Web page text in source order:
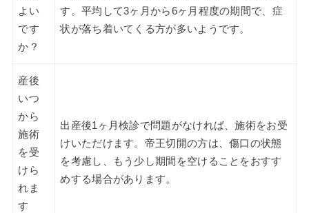
よい
です
か？
す。平均して3ヶ月から6ヶ月程度の期間で、症
状が落ち着いてくる方が多いようです。
産後
いつ
から
施術
を受
けら
れま
す
出産後1ヶ月検診で問題がなければ、施術をお受
けいただけます。帝王切開の方は、傷口の状態
を考慮し、もう少し期間を空けることをおすす
めする場合があります。